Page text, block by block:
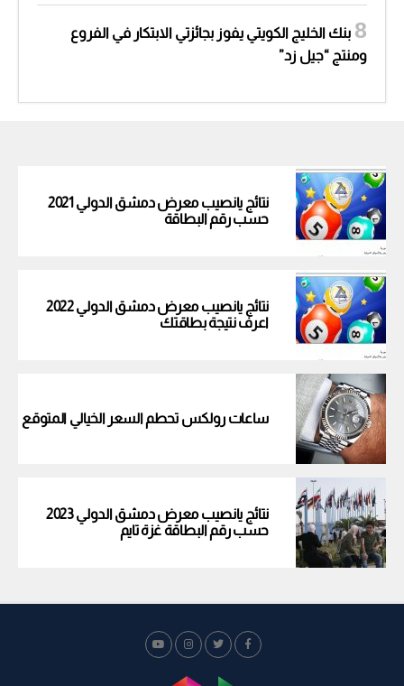
بنك الخليج الكويتي يفوز بجائزتي الابتكار في الفروع
ومنتج “جيل زد”
نتائج يانصيب معرض دمشق الدولي 2021
حسب رقم البطاقة
نتائج يانصيب معرض دمشق الدولي 2022
اعرف نتيجة بطاقتك
ساعات رولكس تحطم السعر الخيالي المتوقع
نتائج يانصيب معرض دمشق الدولي 2023
حسب رقم البطاقة غزة تايم